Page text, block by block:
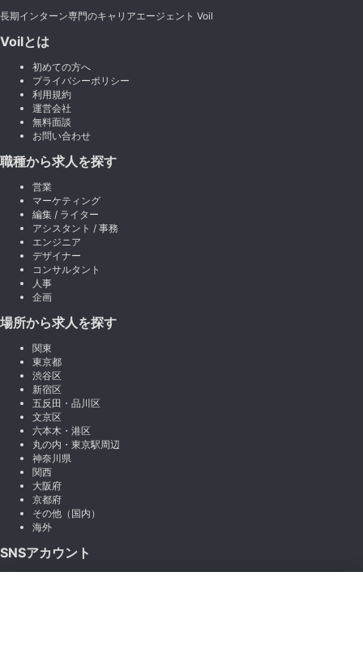
長期インターン専門のキャリアエージェント Voil
Voilとは
初めての方へ
プライバシーポリシー
利用規約
運営会社
無料面談
お問い合わせ
職種から求人を探す
営業
マーケティング
編集 / ライター
アシスタント / 事務
エンジニア
デザイナー
コンサルタント
人事
企画
場所から求人を探す
関東
東京都
渋谷区
新宿区
五反田・品川区
文京区
六本木・港区
丸の内・東京駅周辺
神奈川県
関西
大阪府
京都府
その他（国内）
海外
SNSアカウント